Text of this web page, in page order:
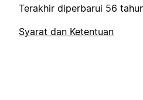
Terakhir diperbarui 56
Syarat dan Ketentuan